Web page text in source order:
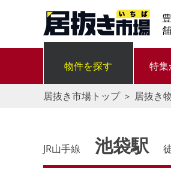
物件を探す 特
居抜き市場トップ＞ 居抜き
JR山手線 池袋駅